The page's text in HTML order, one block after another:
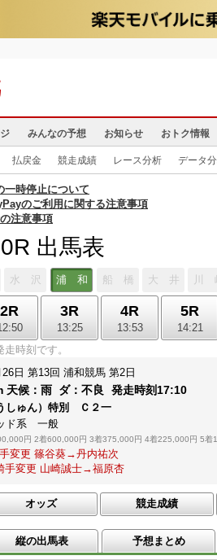
みんなの予想 お知らせ おトク情報
払戻金 競走成績 レース分析 データ
一時停止について
のご利用に関する注意事項
注意事項
出馬表
水 沢 浦 和 船 橋 大 井 川
2R 3R
13:25
4R
13:53
5R
14:21
時刻です。
日 第13回 浦和競馬 第2日
天候： 雨 ダ：不良 発走時刻17:10
しゅん）特別 Ｃ２一
ド系 一般
円 2着600,000円 3着375,000円 4着225,000円 5着
変更 篠谷葵→丹内祐次
手変更 山崎誠士→福原杏
オッズ 競走成績
縦の出馬表 予想まとめ